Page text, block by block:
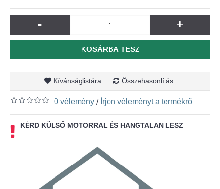
- +
KOSÁRBA TESZ
Kívánságlistára Összehasonlítás
0 vélemény / Írjon véleményt a termékről
KÉRD KÜLSŐ MOTORRAL ÉS HANGTALAN LESZ